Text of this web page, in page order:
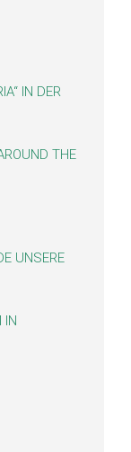
IN DER
THE
UNSERE N
IN